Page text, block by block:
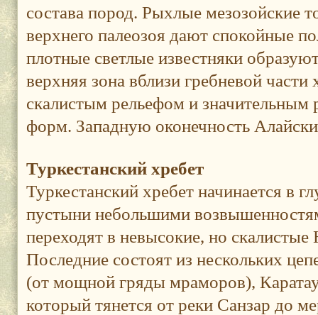
состава пород. Рыхлые мезозойские
верхнего палеозоя дают спокойные
плотные светлые известняки
верхняя зона вблизи гребневой части
скалистым рельефом и значительным
форм. Западную оконечность
Туркестанский хребет
Туркестанский хребет начинается в
пустыни небольшими
переходят в невысокие, но
Последние состоят из нескольких
(от мощной гряды мраморов),
который тянется от реки Санзар до